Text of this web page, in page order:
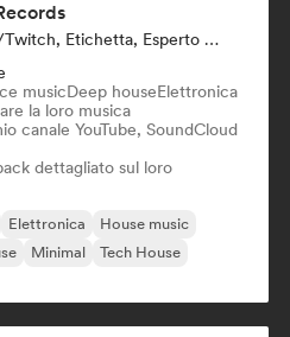
Canale Youtube/Twitch, Etichetta, Esperto Del Suono
musicDeep houseElettronica
la loro musica
canale YouTube, SoundCloud
dettagliato sul loro
Elettronica
House music
Minimal
Tech House